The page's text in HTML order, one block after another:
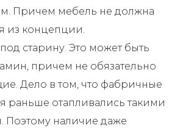
Причем мебель не должна
из концепции.
старину. Это может быть
причем не обязательно
Дело в том, что фабричные
раньше отапливались такими
Поэтому наличие даже